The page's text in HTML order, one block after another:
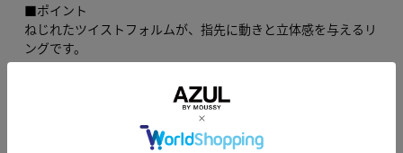
■ポイント
ねじれたツイストフォルムが、指先に動きと立体感を与えるリ
ングです。
ツイストのラインが光を拾って陰影を作り、シンプルながら存
在感が強いデザインです。
SLVはクールで洗練、BLKは引き締め効果が高くモード感を演